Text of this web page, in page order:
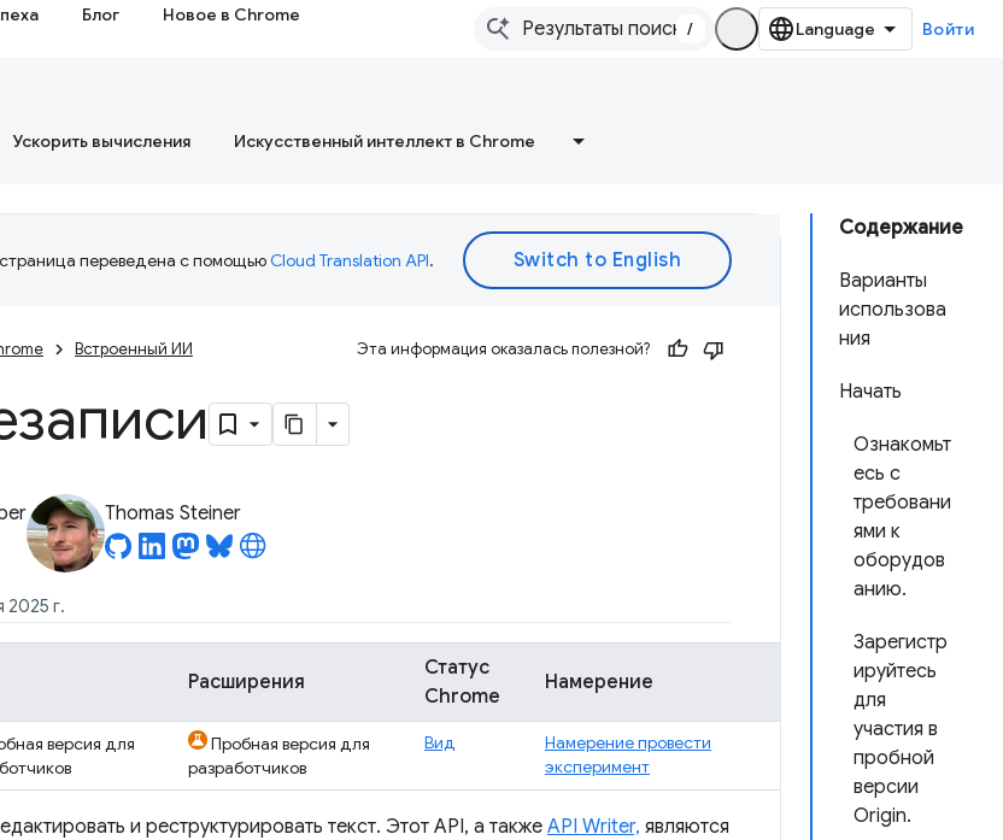
Блог Новое в Chrome
/ Войти
Ускорить вычисления Искусственный интеллект в Chrome
Содержание
Варианты
использова
ния
Начать
Ознакомьт
есь с
требовани
ями к
оборудов
анию.
Зарегистр
ируйтесь
для
участия в
пробной
версии
Origin.
переведена с помощьюCloud Translation API.
Встроенный ИИ Эта информация оказалась полезной?
Thomas Steiner
2025 г.
Расширения
Статус
Chrome
Намерение
версия для
Пробная версия для
разработчиков
Вид
Намерение провести
эксперимент
и реструктурировать текст. Этот API, а также API Writer, являются